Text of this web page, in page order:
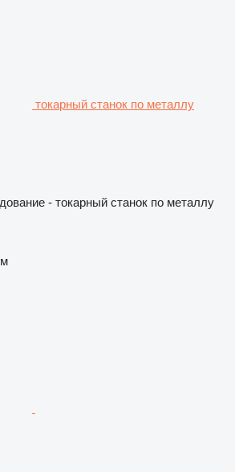
токарный станок по металлу
- токарный станок по металлу